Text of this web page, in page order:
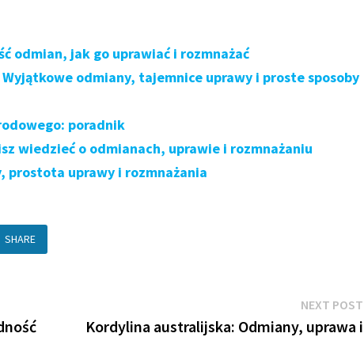
odmian, jak go uprawiać i rozmnażać
odmiany, tajemnice uprawy i proste sposoby
poradnik
wiedzieć o odmianach, uprawie i rozmnażaniu
prostota uprawy i rozmnażania
SHARE
NEXT POST
Kordylina australijska: Odmiany, uprawa i